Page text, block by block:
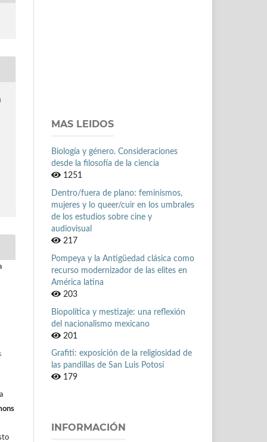
MAS LEIDOS
Biología y género. Consideraciones
desde la filosofía de la ciencia
1251
Dentro/fuera de plano: feminismos,
mujeres y lo queer/cuir en los umbrales
de los estudios sobre cine y
audiovisual
217
Pompeya y la Antigüedad clásica como
recurso modernizador de las elites en
América latina
203
Biopolítica y mestizaje: una reflexión
del nacionalismo mexicano
201
Grafiti: exposición de la religiosidad de
las pandillas de San Luis Potosí
179
INFORMACIÓN